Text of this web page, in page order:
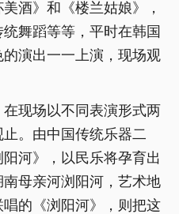
酒》和《楼兰姑娘》，
舞蹈等等，平时在韩国
演出一一上演，现场观
现场以不同表演形式两
。由中国传统乐器二
河》，以民乐将孕育出
母亲河浏阳河，艺术地
的《浏阳河》，则把这